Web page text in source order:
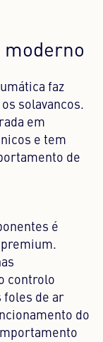
moderno
faz
solavancos.
em
e tem
de
é
controlo
foles de ar
do